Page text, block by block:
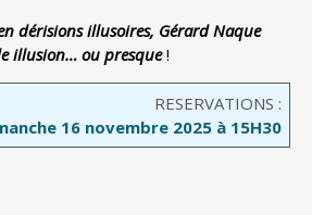
dérisions illusoires, Gérard Naque
illusion… ou presque!
RESERVATIONS :
16 novembre 2025 à 15H30